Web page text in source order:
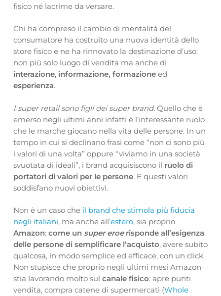
fisico né lacrime da versare.
Chi ha compreso il cambio di mentalità del
consumatore ha costruito una nuova identità dello
store fisico e ne ha rinnovato la destinazione d’uso:
non più solo luogo di vendita ma anche di
interazione, informazione, formazione ed
esperienza.
I super retail sono figli dei super brand. Quello che è
emerso negli ultimi anni infatti è l’interessante ruolo
che le marche giocano nella vita delle persone. In un
tempo in cui si declinano frasi come “non ci sono più
i valori di una volta” oppure “viviamo in una società
svuotata di ideali”, i brand acquisiscono il ruolo di
portatori di valori per le persone. E questi valori
soddisfano nuovi obiettivi.
Non è un caso che il brand che stimola più fiducia
negli italiani, ma anche all’estero, sia proprio
Amazon: come un super eroerisponde all’esigenza
delle persone di semplificare l’acquisto, avere subito
qualcosa, in modo semplice ed efficace, con un click.
Non stupisce che proprio negli ultimi mesi Amazon
stia lavorando molto sul canale fisico: apre punti
vendita, compra catene di supermercati (Whole